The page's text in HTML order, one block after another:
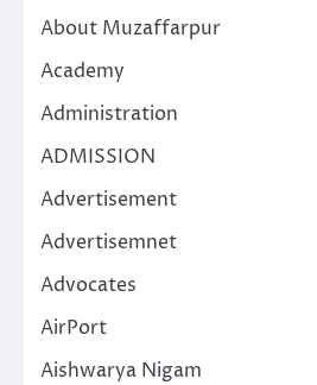
About Muzaffarpur
Academy
Administration
ADMISSION
Advertisement
Advertisemnet
Advocates
AirPort
Aishwarya Nigam